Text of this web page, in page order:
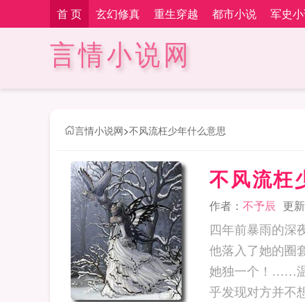
首 页 玄幻修真 重生穿越 都市小说 军史
言情小说网
言情小说网>不风流枉少年什么意思
不风流枉
作者： 不予辰 更
四年前暴雨的深
他落入了她的圈
她独一个！……
乎发现对方并不